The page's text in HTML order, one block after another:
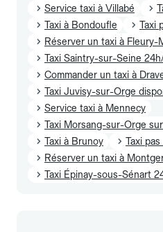
Service taxi à Villabé
Taxi à Bondoufle
Taxi
Réserver un taxi à Fleury-
Taxi Saintry-sur-Seine
Commander un taxi à
Taxi Juvisy-sur-Orge
Service taxi à Mennecy
Taxi Morsang-sur-Orge
Taxi à Brunoy
Taxi
Réserver un taxi à
Taxi Épinay-sous-Sénart